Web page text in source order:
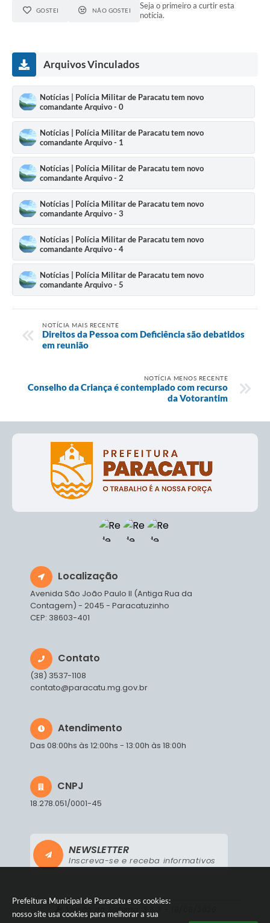
Prefeitura Municipal de Paracatu e os cookies:
nosso site usa cookies para melhorar a sua
GOSTEI NÃO GOSTEI
Seja o primeiro a curtir esta
notícia.
Arquivos Vinculados
Notícias | Polícia Militar de Paracatu tem novo
comandante Arquivo - 0
Notícias | Polícia Militar de Paracatu tem novo
comandante Arquivo - 1
Notícias | Polícia Militar de Paracatu tem novo
comandante Arquivo - 2
Notícias | Polícia Militar de Paracatu tem novo
comandante Arquivo - 3
Notícias | Polícia Militar de Paracatu tem novo
comandante Arquivo - 4
Notícias | Polícia Militar de Paracatu tem novo
comandante Arquivo - 5
NOTÍCIA MAIS RECENTE
Direitos da Pessoa com Deficiência são debatidos
em reunião
NOTÍCIA MENOS RECENTE
Conselho da Criança é contemplado com recurso
da Votorantim
Localização
Avenida São João Paulo II (Antiga Rua da
Contagem) - 2045 - Paracatuzinho
CEP: 38603-401
Contato
(38) 3537-1108
contato@paracatu.mg.gov.br
Atendimento
Das 08:00hs às 12:00hs - 13:00h às 18:00h
CNPJ
18.278.051/0001-45
NEWSLETTER
Inscreva-se e receba informativos
Versão do Sistema: